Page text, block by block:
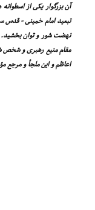
آن بزرگوار یکى از
تبعید امام خمینى - قدس
نهضت شور و توان بخشید.
مقام منیع رهبرى و
اعاظم و این ملجأ و مرجع